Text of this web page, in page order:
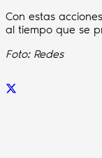
Con estas
al tiempo que se
Foto: Redes